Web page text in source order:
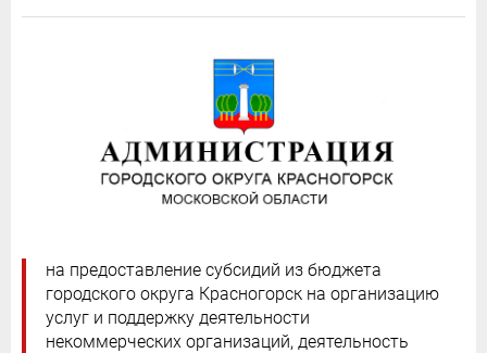
на предоставление субсидий из бюджета
городского округа Красногорск на организацию
услуг и поддержку деятельности
некоммерческих организаций, деятельность